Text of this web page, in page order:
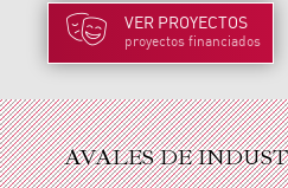
VER PROYECTOS
proyectos financiados
AVALES DE